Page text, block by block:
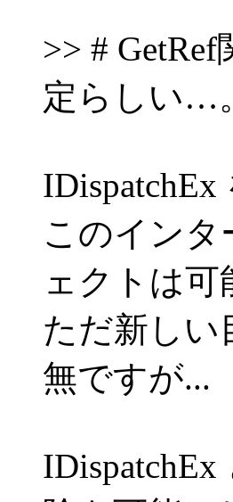
>> #
定らしい…
このイン
ェクトは
ただ新しい
無ですが...